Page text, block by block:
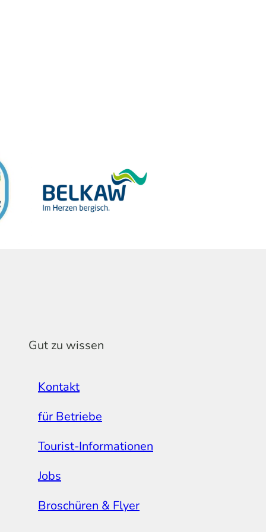
Gut zu wissen
Kontakt
für Betriebe
Tourist-Informationen
Jobs
Broschüren & Flyer